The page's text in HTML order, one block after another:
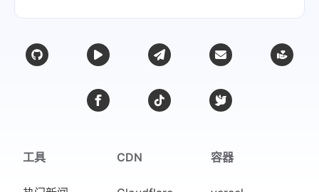
工具 CDN 容器